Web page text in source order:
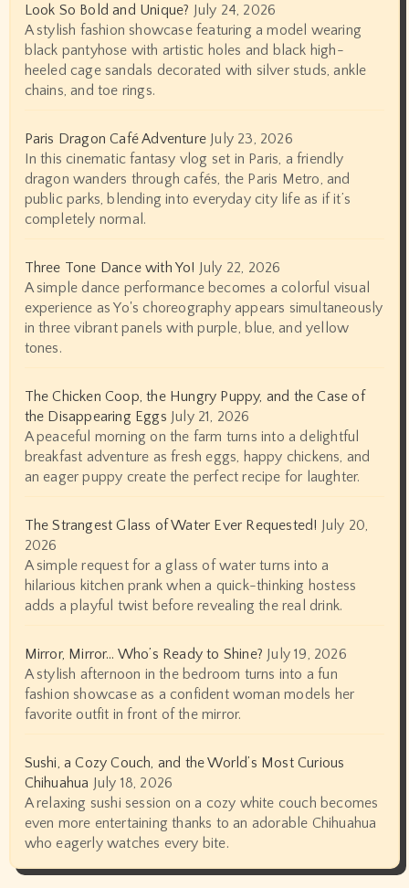
Look So Bold and Unique? July 24, 2026
A stylish fashion showcase featuring a model wearing
black pantyhose with artistic holes and black high-
heeled cage sandals decorated with silver studs, ankle
chains, and toe rings.
Paris Dragon Café Adventure July 23, 2026
In this cinematic fantasy vlog set in Paris, a friendly
dragon wanders through cafés, the Paris Metro, and
public parks, blending into everyday city life as if it’s
completely normal.
Three Tone Dance with Yo! July 22, 2026
A simple dance performance becomes a colorful visual
experience as Yo's choreography appears simultaneously
in three vibrant panels with purple, blue, and yellow
tones.
The Chicken Coop, the Hungry Puppy, and the Case of
the Disappearing Eggs July 21, 2026
A peaceful morning on the farm turns into a delightful
breakfast adventure as fresh eggs, happy chickens, and
an eager puppy create the perfect recipe for laughter.
The Strangest Glass of Water Ever Requested! July 20,
2026
A simple request for a glass of water turns into a
hilarious kitchen prank when a quick-thinking hostess
adds a playful twist before revealing the real drink.
Mirror, Mirror… Who’s Ready to Shine? July 19, 2026
A stylish afternoon in the bedroom turns into a fun
fashion showcase as a confident woman models her
favorite outfit in front of the mirror.
Sushi, a Cozy Couch, and the World’s Most Curious
Chihuahua July 18, 2026
A relaxing sushi session on a cozy white couch becomes
even more entertaining thanks to an adorable Chihuahua
who eagerly watches every bite.